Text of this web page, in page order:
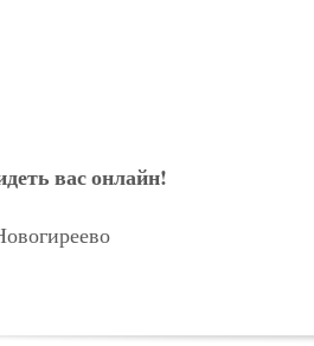
вас онлайн!